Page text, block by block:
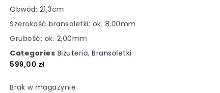
Obwód: 21,3cm
Szerokość bransoletki: ok. 8,00mm
Grubość: ok. 2,00mm
Categories Biżuteria, Bransoletki
599,00 zł
Brak w magazynie